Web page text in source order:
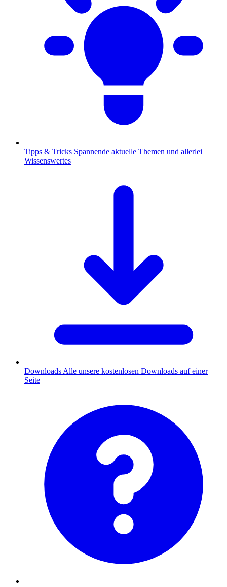
Tipps & Tricks Spannende aktuelle Themen und allerlei
Wissenswertes
Downloads Alle unsere kostenlosen Downloads auf einer
Seite